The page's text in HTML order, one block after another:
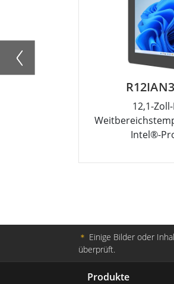
12,1-
Intel®-
＊ Einige Bilder oder
überprüft.
Produkte